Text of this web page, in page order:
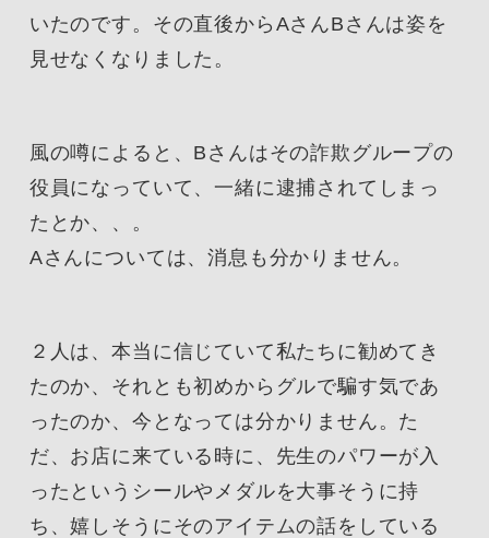
いたのです。その直後からAさんBさんは姿を
見せなくなりました。
風の噂によると、Bさんはその詐欺グループの
役員になっていて、一緒に逮捕されてしまっ
たとか、、。
Aさんについては、消息も分かりません。
２人は、本当に信じていて私たちに勧めてき
たのか、それとも初めからグルで騙す気であ
ったのか、今となっては分かりません。た
だ、お店に来ている時に、先生のパワーが入
ったというシールやメダルを大事そうに持
ち、嬉しそうにそのアイテムの話をしている